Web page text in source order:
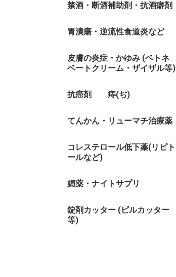
禁酒・断酒補助剤・抗酒癖剤
胃潰瘍・逆流性食道炎など
皮膚の炎症・かゆみ (ベトネ
ベートクリーム・ザイザル等)
抗癌剤 痔(ぢ)
てんかん・リューマチ治療薬
コレステロール低下薬(リピト
ールなど)
媚薬・ナイトサプリ
錠剤カッター (ピルカッター
等)